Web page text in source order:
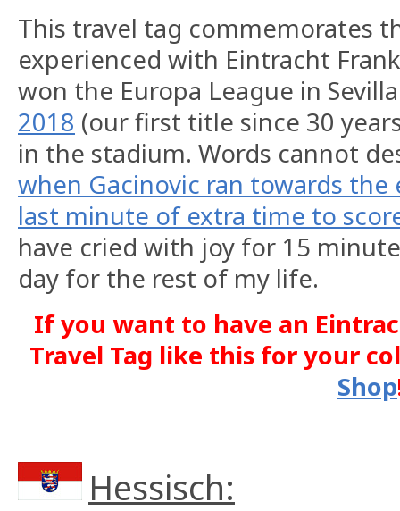
This travel tag commemorates
experienced with Eintracht
won the Europa League in
2018 (our first title since 30
in the stadium. Words cannot
when Gacinovic ran towards
last minute of extra time to
have cried with joy for 15
day for the rest of my life.
If you want to have an
Travel Tag like this for your
Shop
Hessisch: